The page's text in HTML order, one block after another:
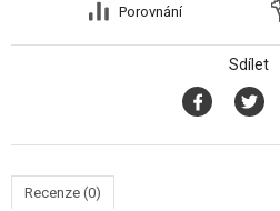
Porovnání
Sdílet
Recenze (0)